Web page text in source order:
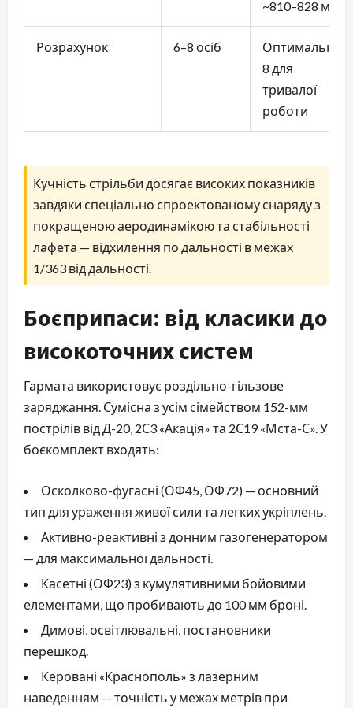
~810–828 м/с
Розрахунок 6–8 осіб
Оптимально
8 для
тривалої
роботи
Кучність стрільби досягає високих показників
завдяки спеціально спроектованому снаряду з
покращеною аеродинамікою та стабільності
лафета — відхилення по дальності в межах
1/363 від дальності.
Боєприпаси: від класики до
високоточних систем
Гармата використовує роздільно-гільзове
заряджання. Сумісна з усім сімейством 152-мм
пострілів від Д-20, 2С3 «Акація» та 2С19 «Мста-С». У
боєкомплект входять:
Осколково-фугасні (ОФ45, ОФ72) — основний
тип для ураження живої сили та легких укріплень.
Активно-реактивні з донним газогенератором
— для максимальної дальності.
Касетні (ОФ23) з кумулятивними бойовими
елементами, що пробивають до 100 мм броні.
Димові, освітлювальні, постановники
перешкод.
Керовані «Краснополь» з лазерним
наведенням — точність у межах метрів при